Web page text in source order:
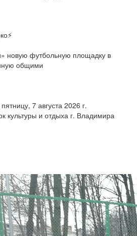
новую футбольную площадку в
общими
7 августа 2026 г.
культуры и отдыха г. Владимира